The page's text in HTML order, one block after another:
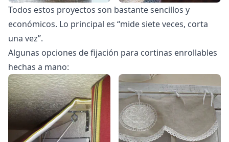
Todos estos proyectos son bastante sencillos y
económicos. Lo principal es “mide siete veces, corta
una vez”.
Algunas opciones de fijación para cortinas enrollables
hechas a mano: